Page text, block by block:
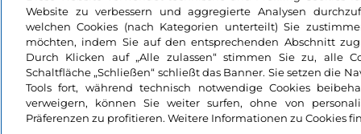
Website zu verbessern und aggregierte Analysen
welchen Cookies (nach Kategorien unterteilt) Sie
möchten, indem Sie auf den entsprechenden Abschnitt
Durch Klicken auf „Alle zulassen“ stimmen Sie zu, alle
Schaltfläche „Schließen“ schließt das Banner. Sie setzen die
Tools fort, während technisch notwendige Cookies
verweigern, können Sie weiter surfen, ohne von
Präferenzen zu profitieren. Weitere Informationen zu Cookies